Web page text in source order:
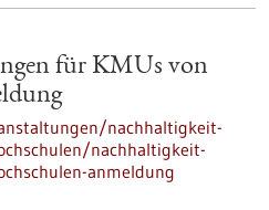
für KMUs von
nachhaltigkeit-
nachhaltigkeit-
anmeldung